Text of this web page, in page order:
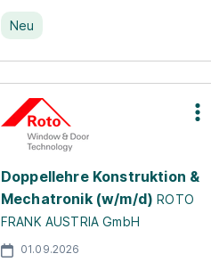
Neu
Doppellehre Konstruktion &
Mechatronik (w/m/d) ROTO
FRANK AUSTRIA GmbH
01.09.2026